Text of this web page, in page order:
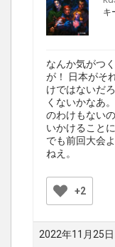
キ
なんか気がつ
が！ 日本がそ
けではないだ
くないかなあ
のわけもない
いかけることに
でも前回大会
ねえ。
+2
2022年11月25